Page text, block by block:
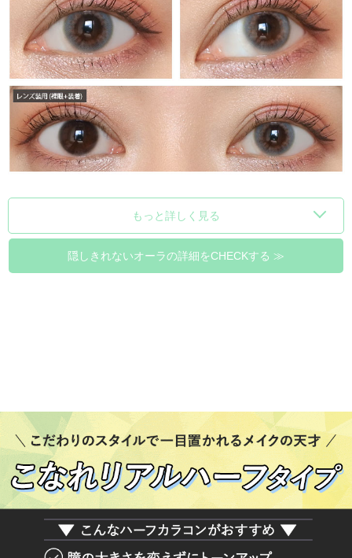
もっと詳しく見る
隠しきれないオーラの詳細をCHECKする ≫